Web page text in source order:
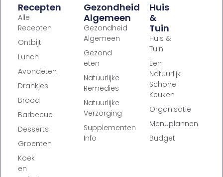
Recepten
Alle
Recepten
Ontbijt
Lunch
Avondeten
Drankjes
Brood
Barbecue
Desserts
Groenten
Koek
en
Gezondheid
Algemeen
Gezondheid
Algemeen
Gezond
eten
Natuurlijke
Remedies
Natuurlijke
Verzorging
Supplementen
Info
Huis
&
Tuin
Huis &
Tuin
Een
Natuurlijk
Schone
Keuken
Organisatie
Menuplannen
Budget